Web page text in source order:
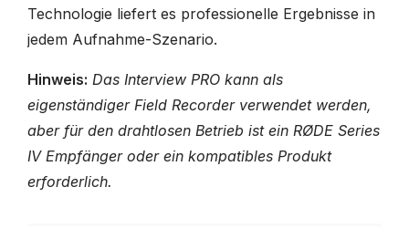
Technologie liefert es professionelle Ergebnisse in
jedem Aufnahme-Szenario.
Hinweis: Das Interview PRO kann als
eigenständiger Field Recorder verwendet werden,
aber für den drahtlosen Betrieb ist ein RØDE Series
IV Empfänger oder ein kompatibles Produkt
erforderlich.